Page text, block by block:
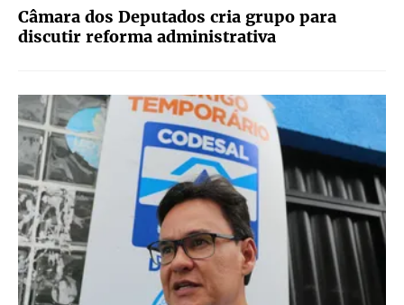
Câmara dos Deputados cria grupo para
discutir reforma administrativa